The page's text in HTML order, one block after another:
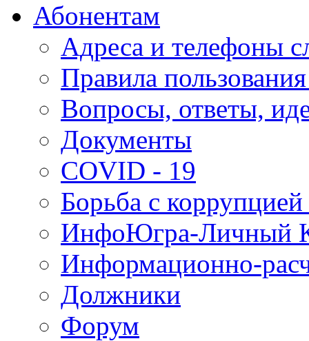
Абонентам
Адреса и телефоны
Правила
Вопросы, ответы,
Документы
COVID - 19
Борьба с
ИнфоЮгра-Личный
Информационно-
Должники
Форум